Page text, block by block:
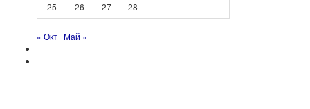
25
26 27 28
« Окт Май »